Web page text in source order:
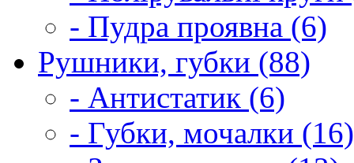
- Пудра проявна (6)
Рушники, губки (88)
- Антистатик (6)
- Губки, мочалки (16)